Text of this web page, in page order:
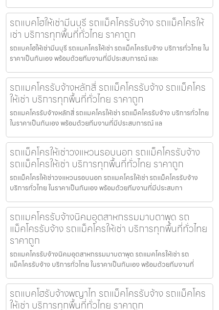
รถแบคโฮให้เช่ามีนบุรี รถแม็คโครรับจ้าง รถแม็คโครให้
เช่า บริการทุกพื้นที่ทั่วไทย ราคาถูก
รถแบคโฮให้เช่ามีนบุรี รถแมคโครให้เช่า รถแม็คโครรับจ้าง บริการทั่วไทย ใน
ราคาเป็นกันเอง พร้อมด้วยทีมงานที่มีประสบการณ์ และ
รถแมคโครรับจ้างหลักสี่ รถแม็คโครรับจ้าง รถแม็คโคร
ให้เช่า บริการทุกพื้นที่ทั่วไทย ราคาถูก
รถแมคโครรับจ้างหลักสี่ รถแมคโครให้เช่า รถแม็คโครรับจ้าง บริการทั่วไทย
ในราคาเป็นกันเอง พร้อมด้วยทีมงานที่มีประสบการณ์ แล
รถแม็คโครให้เช่าวงแหวนรอบนอก รถแม็คโครรับจ้าง
รถแม็คโครให้เช่า บริการทุกพื้นที่ทั่วไทย ราคาถูก
รถแม็คโครให้เช่าวงแหวนรอบนอก รถแมคโครให้เช่า รถแม็คโครรับจ้าง
บริการทั่วไทย ในราคาเป็นกันเอง พร้อมด้วยทีมงานที่มีประสบกา
รถแมคโครรับจ้างนิคมอุตสาหกรรมมาบตาพุด รถ
แม็คโครรับจ้าง รถแม็คโครให้เช่า บริการทุกพื้นที่ทั่วไทย
ราคาถูก
รถแมคโครรับจ้างนิคมอุตสาหกรรมมาบตาพุด รถแมคโครให้เช่า รถ
แม็คโครรับจ้าง บริการทั่วไทย ในราคาเป็นกันเอง พร้อมด้วยทีมงานที่
รถแบคโฮรับจ้างพญาไท รถแม็คโครรับจ้าง รถแม็คโคร
ให้เช่า บริการทุกพื้นที่ทั่วไทย ราคาถูก